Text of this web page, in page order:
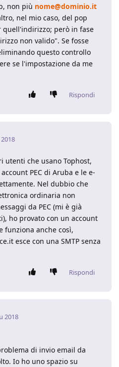
non più nome@dominio.it
nel mio caso, del pop
quell'indirizzo; però in fase
non valido". Se fosse
questo controllo
se l'impostazione da me
Rispondi
utenti che usano Tophost,
PEC di Aruba e le e-
Nel dubbio che
ordinaria non
da PEC (mi è già
ho provato con un account
funziona anche così,
esce con una SMTP senza
Rispondi
2018
di invio email da
Io ho uno spazio su